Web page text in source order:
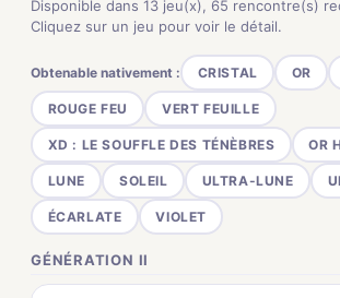
Disponible dans 13 jeu(x), 65 rencontre(s)
Cliquez sur un jeu pour voir le détail.
Obtenable nativement : CRISTAL OR
ROUGE FEU VERT FEUILLE
XD : LE SOUFFLE DES TÉNÈBRES OR
LUNE SOLEIL ULTRA-LUNE
ÉCARLATE VIOLET
GÉNÉRATION II